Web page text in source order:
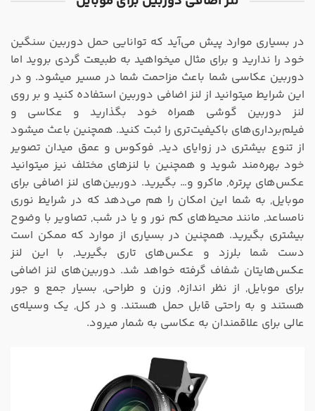
در بسیاری موارد پیش می‌آید که توانایی حمل دوربین سنگین
خود را ندارید و برای مثال میخواهید به طبیعت گردی بروید اما
دوربین عکاسی شما باعث مزاحمت شما در مسیر میشود. و در
این شرایط میتوانید از لنز اضافی دوربین استفاده کنید و بر روی
لنز دوربین گوشی همراه خود بگذارید و عکاسی و
فیلم‌برداری‌های باکیفیت‌تری را ثبت کنید. همچنین باعث میشود
از تنوع بیشتری در زوایای دید, فوکوس و عمق میدان تصویر
خود بهره‌مند شوید و همچنین با لنزهای مختلف نیز میتوانید
عکس‌های پرتره, ماکرو و… بگیرید. دوربین‌های لنز اضافی برای
موبایل, به شما این امکان را هم می‌دهد که در شرایط نوری
نامساعد, مانند محیط‌های کم نور و یا در شب, تصاویر با وضوح
بیشتری بگیرید. همچنین در بسیاری از موارد که ممکن است
دست شما بلرزد و عکس‌های تاری بگیرید, با این لنز
عکس‌هایتان شفاف گرفته خواهد شد. دوربین‌های لنز اضافی
برای موبایل, از نظر اندازه, وزن و طراحی, بسیار جمع و جور
هستند و به راحتی قابل حمل هستند. و در کل, یک وسیله‌ی
عالی برای علاقمندان به عکاسی به شمار میرود.